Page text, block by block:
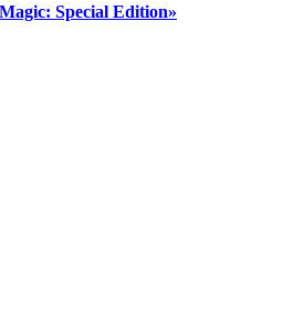
Special Edition»